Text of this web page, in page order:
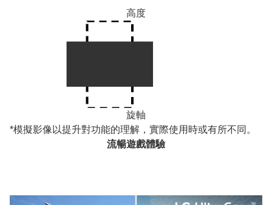
高度
旋軸
*模擬影像以提升對功能的理解，實際使用時或有所不同。
流暢遊戲體驗